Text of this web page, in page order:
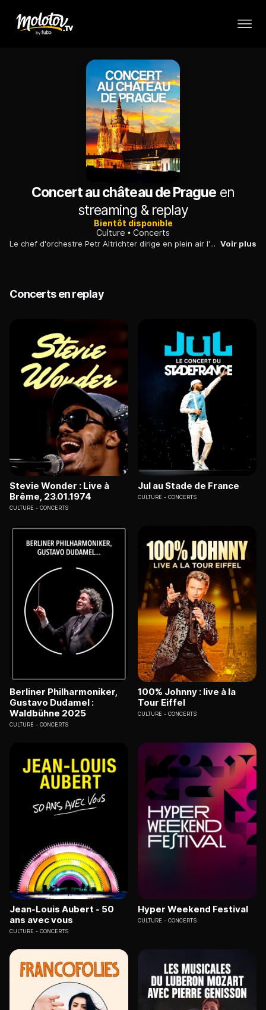
Concert au château de Prague en
streaming & replay
Bientôt disponible
Culture
Concerts
Le chef d'orchestre Petr Altrichter dirige en plein air l'Orchestre philharmonique tchèque. Au programme, des œuvres festives des grands compositeurs nationaux. Voir plus
Concerts en replay
Stevie Wonder : Live à
Brême, 23.01.1974
CULTURE CONCERTS
Jul au Stade de France
CULTURE CONCERTS
Berliner Philharmoniker,
Gustavo Dudamel :
Waldbühne 2025
CULTURE CONCERTS
100% Johnny : live à la
Tour Eiffel
CULTURE CONCERTS
Jean-Louis Aubert - 50
ans avec vous
CULTURE CONCERTS
Hyper Weekend Festival
CULTURE CONCERTS